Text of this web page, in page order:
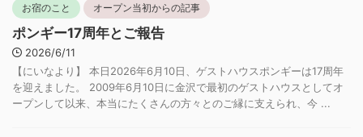
お宿のこと オープン当初からの記事
ポンギー17周年とご報告
2026/6/11
【にいなより】 本日2026年6月10日、ゲストハウスポンギーは17周年
を迎えました。 2009年6月10日に金沢で最初のゲストハウスとしてオ
ープンして以来、本当にたくさんの方々とのご縁に支えられ、今 ...